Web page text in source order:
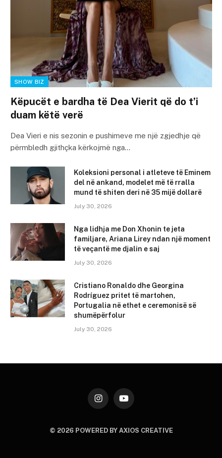
SHOW BIZ
Këpucët e bardha të Dea Vierit që do t’i
duam këtë verë
Dea Vieri e nis sezonin e pushimeve me një zgjedhje që
përmbledh gjithçka kërkojmë nga…
Koleksioni personal i atleteve të Eminem
del në ankand, modelet më të rralla
mund të shiten deri në 35 mijë dollarë
July 30, 2026
Nga lidhja me Don Xhonin te jeta
familjare, Ariana Lirey ndan një moment
të veçantë me djalin e saj
July 30, 2026
Cristiano Ronaldo dhe Georgina
Rodríguez pritet të martohen,
Portugalia në ethet e ceremonisë së
shumëpërfolur
July 30, 2026
InstagramYouTube
© 2026 POWERED BY AXIOS CREATIVE